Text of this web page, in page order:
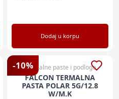
Dodaj u korpu
-10%
Termalne paste i podloge
FALCON TERMALNA
PASTA POLAR 5G/12.8
W/M.K